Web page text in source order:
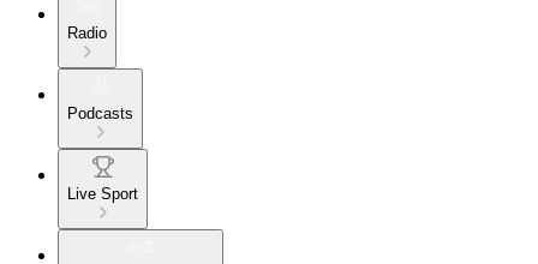
Radio
Podcasts
Live Sport